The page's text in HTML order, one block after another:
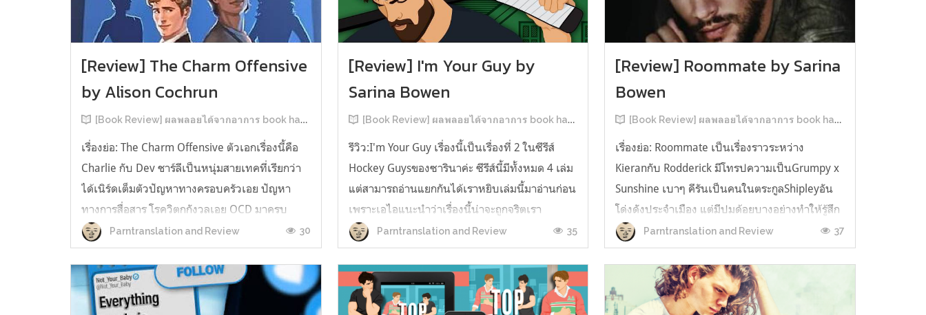
[Review] The Charm Offensive
by Alison Cochrun
[Book Review] ผลพลอยได้จากอาการ book hangover หลังอ่านสารพัน MM Romance
เรื่องย่อ: The Charm Offensive ตัวเอกเรื่องนี้คือ
Charlie กับ Dev ชาร์ลีเป็นหนุ่มสายเทคที่เรียกว่า
ได้เนิร์ดเต็มตัวปัญหาทางครอบครัวเอย ปัญหา
ทางการสื่อสาร โรควิตกกังวลเอย OCD มาครบ
เรียกได้ว่าครบองค์ประกอบความโอตะ เขาทั้งไม่
เชื่อในรักแท้ ไม่เคยมีความสัมพันธ์ในเชิงโรแมนติก
กับใคร หรืออาจเรียกว่าไม่เคยรู...
Parntranslation and Review 30
[Review] I'm Your Guy by
Sarina Bowen
[Book Review] ผลพลอยได้จากอาการ book hangover หลังอ่านสารพัน MM Romance
รีวิว:I'm Your Guy เรื่องนี้เป็นเรื่องที่ 2 ในซีรีส์
Hockey Guysของซารินาค่ะ ซีรีส์นี้มีทั้งหมด 4 เล่ม
แต่สามารถอ่านแยกกันได้เราหยิบเล่มนี้มาอ่านก่อน
เพราะเอไอแนะนำว่าเรื่องนี้น่าจะถูกจริตเรา
มากกว่า555 เรื่องนี้เป็นเรื่องราวของ TOMMASO
นักกีฬาฮอกกี้ NHL กับ Carter มัณฑนากรมือฉมัง
ทอมมาโซเพิ่งโดนเทร...
Parntranslation and Review 35
[Review] Roommate by Sarina
Bowen
[Book Review] ผลพลอยได้จากอาการ book hangover หลังอ่านสารพัน MM Romance
เรื่องย่อ: Roommate เป็นเรื่องราวระหว่าง
Kieranกับ Rodderick มีโทรปความเป็นGrumpy x
Sunshine เบาๆ คีรันเป็นคนในตระกูลShipleyอัน
โด่งดังประจำเมือง แต่มีปมด้อยบางอย่างทำให้รู้สึก
ว่าพ่อรักพี่ชายมากกว่าตัวเองเสมอ จึงดิ้นรนอยาก
ออกมาอยู่คนเดียวเพื่อให้หลุดจากอิทธิพลของที่
บ้าน และไล่ตามความฝันการเป็นกราฟฟิ...
Parntranslation and Review 37